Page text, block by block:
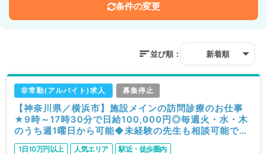
条件の変更
並び順： 新着順
非常勤(アルバイト)求人 募集停止
【神奈川県／横浜市】施設メインの訪問診療のお仕事
★9時～17時30分で日給100,000円◎毎週火・水・木
のうち週1曜日から可能◆未経験の先生も相談可能です
（内科系／非常勤）
1日10万円以上 人気エリア 駅近・徒歩圏内